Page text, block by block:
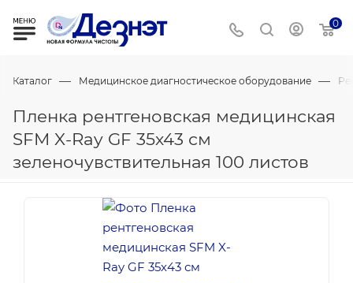
0
Каталог — Медицинское диагностическое оборудование —
Пленка рентгеновская медицинская
SFM X-Ray GF 35х43 см
зеленочувствительная 100 листов